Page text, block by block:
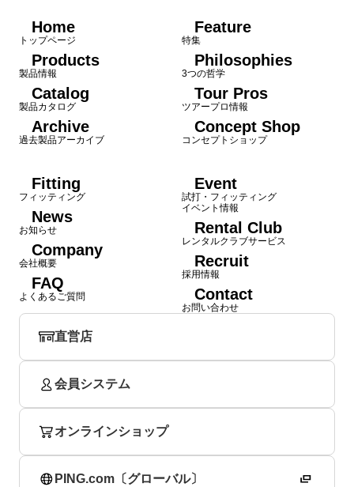
Home
トップページ
Products
製品情報
Catalog
製品カタログ
Archive
過去製品アーカイブ
Feature
特集
Philosophies
3つの哲学
Tour Pros
ツアープロ情報
Concept Shop
コンセプトショップ
Fitting
フィッティング
News
お知らせ
Company
会社概要
FAQ
よくあるご質問
Event
試打・フィッティング
イベント情報
Rental Club
レンタルクラブサービス
Recruit
採用情報
Contact
お問い合わせ
直営店
会員システム
オンラインショップ
PING.com〔グローバル〕